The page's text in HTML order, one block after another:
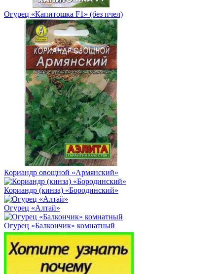
Огурец «Капитошка F1» (без пчел)
Кориандр овощной «Армянский»
Кориандр (кинза) «Бородинский»
Огурец «Алтай»
Огурец «Балкончик» комнатный